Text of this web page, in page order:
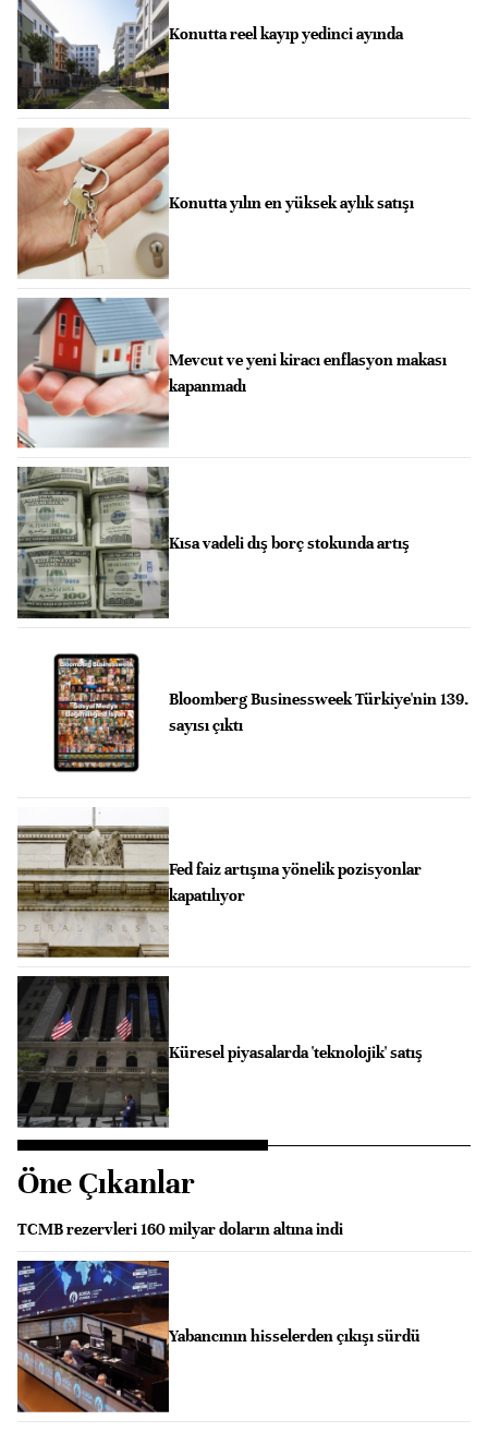
Konutta reel kayıp yedinci ayında
Konutta yılın en yüksek aylık satışı
Mevcut ve yeni kiracı enflasyon makası
kapanmadı
Kısa vadeli dış borç stokunda artış
Bloomberg Businessweek Türkiye'nin 139.
sayısı çıktı
Fed faiz artışına yönelik pozisyonlar
kapatılıyor
Küresel piyasalarda 'teknolojik' satış
Öne Çıkanlar
TCMB rezervleri 160 milyar doların altına indi
Yabancının hisselerden çıkışı sürdü